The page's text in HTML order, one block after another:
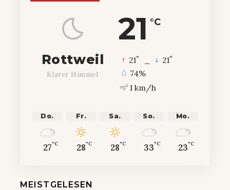
21 °C
Rottweil
Klarer Himmel
21° 21°
74%
1 km/h
Do.
27°C
Fr.
28°C
Sa.
28°C
So.
33°C
Mo.
23°C
MEISTGELESEN